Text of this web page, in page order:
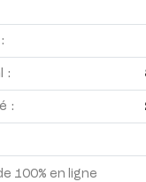
:
:
100% en ligne